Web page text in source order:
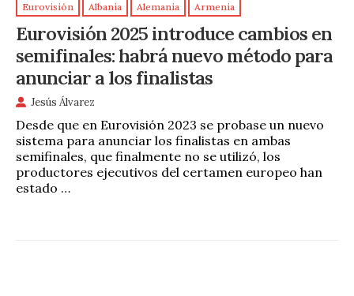
Eurovisión Albania Alemania Armenia
Eurovisión 2025 introduce cambios en
semifinales: habrá nuevo método para
anunciar a los finalistas
Jesús Álvarez
Desde que en Eurovisión 2023 se probase un nuevo
sistema para anunciar los finalistas en ambas
semifinales, que finalmente no se utilizó, los
productores ejecutivos del certamen europeo han
estado …